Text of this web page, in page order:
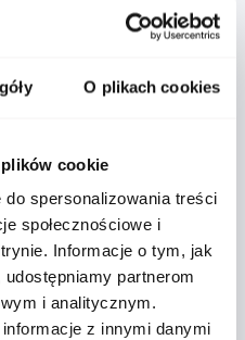
O plikach cookies
cookie
spersonalizowania treści
społecznościowe i
Informacje o tym, jak
partnerom
i analitycznym.
z innymi danymi
Montblanc
Torba listonoszka Montblanc
4810 smoky blue
MB199332
5 261 zł